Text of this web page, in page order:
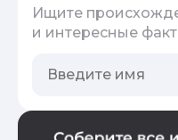
Ищите
и интересные